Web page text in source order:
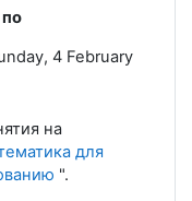
4 February
на
для
".